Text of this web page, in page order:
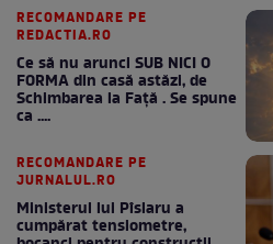
RECOMANDARE PE
REDACTIA.RO
Ce să nu arunci SUB NICI O
FORMA din casă astăzi, de
Schimbarea la Față . Se spune
ca ....
RECOMANDARE PE
JURNALUL.RO
Ministerul lui Pîslaru a
cumpărat tensiometre,